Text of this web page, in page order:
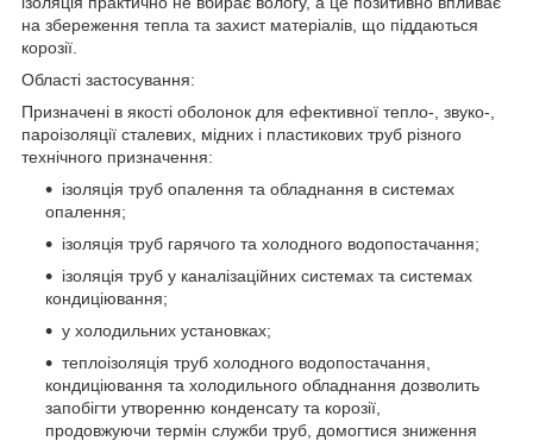
на збереження тепла та захист матеріалів, що піддаються
корозії.
Області застосування:
Призначені в якості оболонок для ефективної тепло-, звуко-,
пароізоляції сталевих, мідних і пластикових труб різного
технічного призначення:
ізоляція труб опалення та обладнання в системах
опалення;
ізоляція труб гарячого та холодного водопостачання;
ізоляція труб у каналізаційних системах та системах
кондиціювання;
у холодильних установках;
теплоізоляція труб холодного водопостачання,
кондиціювання та холодильного обладнання дозволить
запобігти утворенню конденсату та корозії,
продовжуючи термін служби труб, домогтися зниження